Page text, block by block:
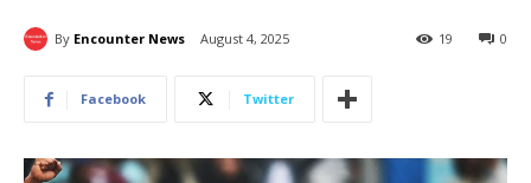
By Encounter News August 4, 2025 0
19
Facebook Twitter